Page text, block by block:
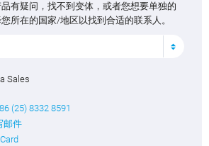
有疑问，找不到变体，或者您想要单独的
所在的国家/地区以找到合适的联系人。
Sales
(25) 8332 8591
邮件